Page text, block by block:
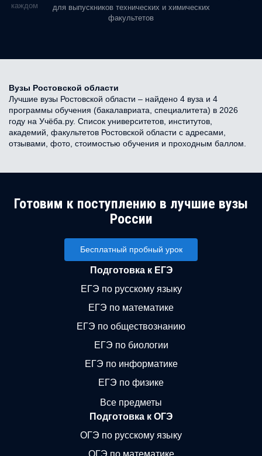
в каждом
для выпускников технических и химических
факультетов
Вузы Ростовской области
Лучшие вузы Ростовской области – найдено 4 вуза и 4
программы обучения (бакалавриата, специалитета) в 2026
году на Учёба.ру. Список университетов, институтов,
академий, факультетов Ростовской области с адресами,
отзывами, фото, стоимостью обучения и проходным баллом.
Готовим к поступлению в лучшие вузы
России
Бесплатный пробный урок
Подготовка к ЕГЭ
ЕГЭ по русскому языку
ЕГЭ по математике
ЕГЭ по обществознанию
ЕГЭ по биологии
ЕГЭ по информатике
ЕГЭ по физике
Все предметы
Подготовка к ОГЭ
ОГЭ по русскому языку
ОГЭ по математике